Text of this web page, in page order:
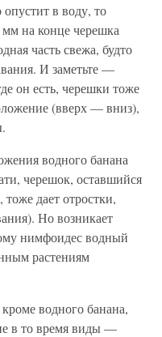
в воду, то
на конце черешка
часть свежа, будто
И заметьте —
он есть, черешки тоже
(вверх — вниз),
водного банана
черешок, оставшийся
тоже дает отростки,
Но возникает
нимфоидес водный
растениям
водного банана,
в то время виды —